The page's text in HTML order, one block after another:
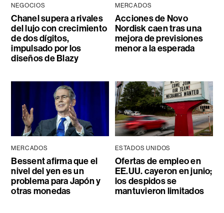
NEGOCIOS
Chanel supera a rivales
del lujo con crecimiento
de dos dígitos,
impulsado por los
diseños de Blazy
MERCADOS
Acciones de Novo
Nordisk caen tras una
mejora de previsiones
menor a la esperada
MERCADOS
Bessent afirma que el
nivel del yen es un
problema para Japón y
otras monedas
ESTADOS UNIDOS
Ofertas de empleo en
EE.UU. cayeron en junio;
los despidos se
mantuvieron limitados